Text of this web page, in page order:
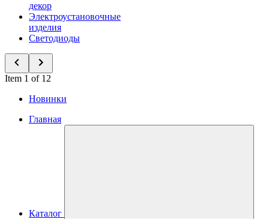
декор
Электроустановочные
изделия
Светодиоды
Item 1 of 12
Новинки
Главная
Каталог